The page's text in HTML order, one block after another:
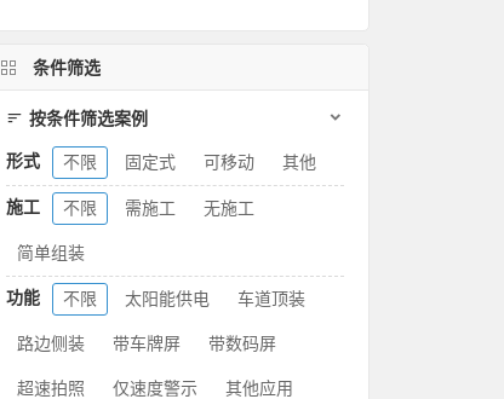
条件筛选
按条件筛选案例
形式 不限 固定式 可移动 其他
施工 不限 需施工 无施工
简单组装
功能 不限 太阳能供电 车道顶装
路边侧装 带车牌屏 带数码屏
超速拍照 仅速度警示 其他应用